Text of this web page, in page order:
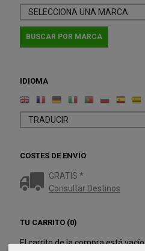
IDIOMA
COSTES DE ENVÍO
GRATIS *
Consultar Destinos
TU CARRITO (0)
El carrito de la compra está vacío